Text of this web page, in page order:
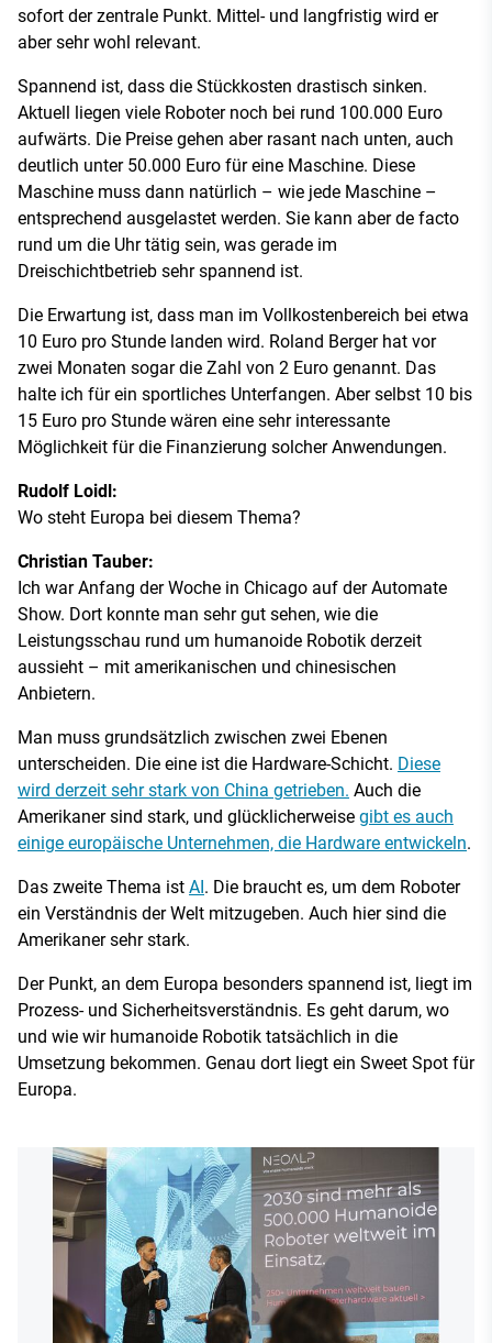
sofort der zentrale Punkt. Mittel- und langfristig wird er
aber sehr wohl relevant.
Spannend ist, dass die Stückkosten drastisch sinken.
Aktuell liegen viele Roboter noch bei rund 100.000 Euro
aufwärts. Die Preise gehen aber rasant nach unten, auch
deutlich unter 50.000 Euro für eine Maschine. Diese
Maschine muss dann natürlich – wie jede Maschine –
entsprechend ausgelastet werden. Sie kann aber de facto
rund um die Uhr tätig sein, was gerade im
Dreischichtbetrieb sehr spannend ist.
Die Erwartung ist, dass man im Vollkostenbereich bei etwa
10 Euro pro Stunde landen wird. Roland Berger hat vor
zwei Monaten sogar die Zahl von 2 Euro genannt. Das
halte ich für ein sportliches Unterfangen. Aber selbst 10 bis
15 Euro pro Stunde wären eine sehr interessante
Möglichkeit für die Finanzierung solcher Anwendungen.
Rudolf Loidl:
Wo steht Europa bei diesem Thema?
Christian Tauber:
Ich war Anfang der Woche in Chicago auf der Automate
Show. Dort konnte man sehr gut sehen, wie die
Leistungsschau rund um humanoide Robotik derzeit
aussieht – mit amerikanischen und chinesischen
Anbietern.
Man muss grundsätzlich zwischen zwei Ebenen
unterscheiden. Die eine ist die Hardware-Schicht. Diese
wird derzeit sehr stark von China getrieben. Auch die
Amerikaner sind stark, und glücklicherweise gibt es auch
einige europäische Unternehmen, die Hardware entwickeln.
Das zweite Thema ist AI. Die braucht es, um dem Roboter
ein Verständnis der Welt mitzugeben. Auch hier sind die
Amerikaner sehr stark.
Der Punkt, an dem Europa besonders spannend ist, liegt im
Prozess- und Sicherheitsverständnis. Es geht darum, wo
und wie wir humanoide Robotik tatsächlich in die
Umsetzung bekommen. Genau dort liegt ein Sweet Spot für
Europa.